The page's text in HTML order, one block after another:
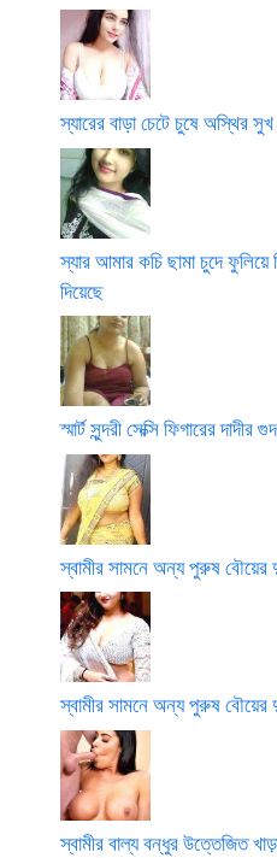
স্যারের বাড়া চেটে চুষে অস্থির
স্যার আমার কচি ছামা চুদে
দিয়েছে
স্মার্ট সুন্দরী সেক্সি ফিগারের দাদীর
স্বামীর সামনে অন্য পুরুষ বৌয়ের
স্বামীর সামনে অন্য পুরুষ বৌয়ের
স্বামীর বাল্য বন্ধুর উত্তেজিত